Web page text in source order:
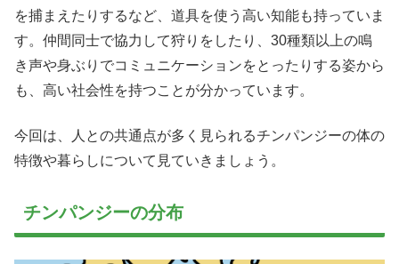
を捕まえたりするなど、道具を使う高い知能も持っていま
す。仲間同士で協力して狩りをしたり、30種類以上の鳴
き声や身ぶりでコミュニケーションをとったりする姿から
も、高い社会性を持つことが分かっています。
今回は、人との共通点が多く見られるチンパンジーの体の
特徴や暮らしについて見ていきましょう。
チンパンジーの分布